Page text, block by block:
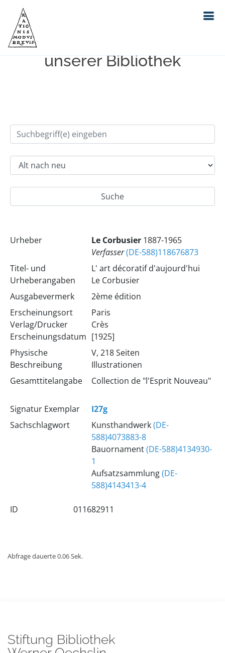
Einfache Suche im Bestand
unserer Bibliothek
Urheber Le Corbusier 1887-1965
Verfasser(DE-588)118676873
Titel- und
Urheberangaben
L' art décoratif d'aujourd'hui
Le Corbusier
Ausgabevermerk
2ème édition
Erscheinungsort
Verlag/Drucker
Erscheinungsdatum
Paris
Crès
[1925]
Physische
Beschreibung
V, 218 Seiten
Illustrationen
Gesamttitelangabe
Collection de "l'Esprit Nouveau"
Signatur Exemplar
I27g
Sachschlagwort
Kunsthandwerk(DE-
588)4073883-8
Bauornament(DE-588)4134930-
1
Aufsatzsammlung(DE-
588)4143413-4
ID 011682911
Abfrage dauerte 0.06 Sek.
Stiftung Bibliothek